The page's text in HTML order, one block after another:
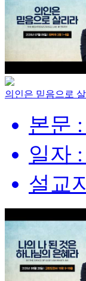
의인은 믿음으로
본문
일자
설교